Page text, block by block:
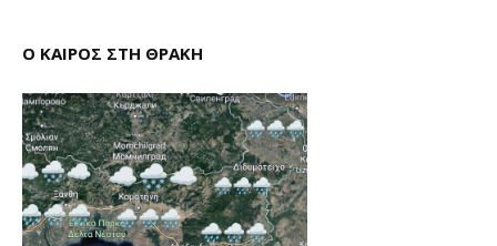
Ο ΚΑΙΡΟΣ ΣΤΗ ΘΡΑΚΗ